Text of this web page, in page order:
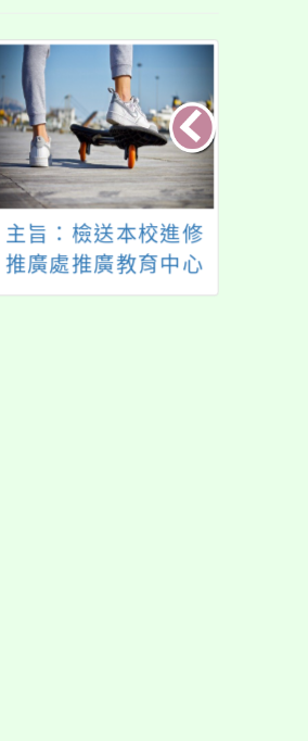
主旨：檢送本校進修
推廣處推廣教育中心
辦理「2025夏令營」